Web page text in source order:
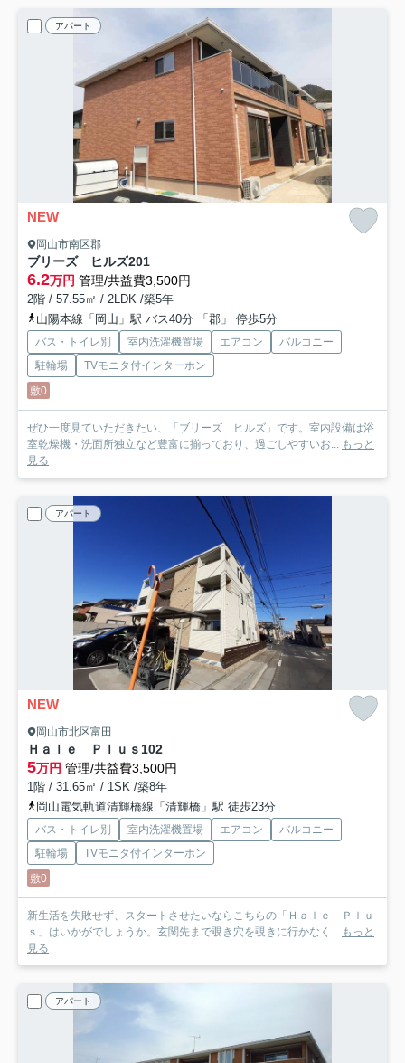
アパート
NEW
岡山市南区郡
ブリーズ ヒルズ201
6.2万円 管理/共益費3,500円
2階 / 57.55㎡ / 2LDK /築5年
山陽本線「岡山」駅 バス40分 「郡」 停歩5分
バス・トイレ別 室内洗濯機置場 エアコン
バルコニー
駐輪場
TVモニタ付インターホン
敷0
ぜひ一度見ていただきたい、「ブリーズ ヒルズ」です。室内設備は浴
室乾燥機・洗面所独立など豊富に揃っており、過ごしやすいお... もっと
見る
アパート
NEW
岡山市北区富田
Ｈａｌｅ Ｐｌｕｓ 102
5万円 管理/共益費3,500円
1階 / 31.65㎡ / 1SK /築8年
岡山電気軌道清輝橋線「清輝橋」駅 徒歩23分
バス・トイレ別 室内洗濯機置場 エアコン
バルコニー
駐輪場
TVモニタ付インターホン
敷0
新生活を失敗せず、スタートさせたいならこちらの「Ｈａｌｅ Ｐｌｕ
ｓ」はいかがでしょうか。玄関先まで覗き穴を覗きに行かなく... もっと
見る
アパート